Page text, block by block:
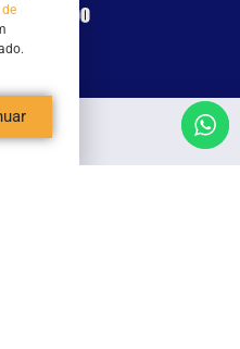
Rádio Araguaia de Brusque Ltda -